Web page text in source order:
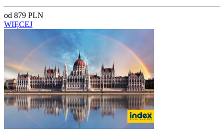
od 879 PLN
WIĘCEJ